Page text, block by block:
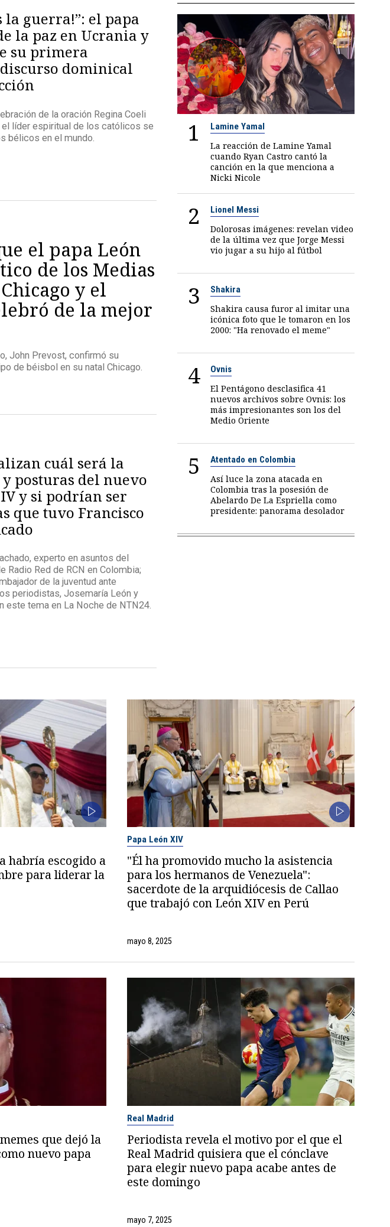
la guerra!”: el papa
la paz en Ucrania y
su primera
dominical
de la oración Regina Coeli
líder espiritual de los católicos se
bélicos en el mundo.
el papa León
de los Medias
y el
de la mejor
John Prevost, confirmó su
de béisbol en su natal Chicago.
cuál será la
posturas del nuevo
y si podrían ser
que tuvo Francisco
experto en asuntos del
Radio Red de RCN en Colombia;
de la juventud ante
periodistas, Josemaría León y
este tema en La Noche de NTN24.
1 Lamine Yamal
La reacción de Lamine Yamal
cuando Ryan Castro cantó la
canción en la que menciona a
Nicki Nicole
2 Lionel Messi
Dolorosas imágenes: revelan video
de la última vez que Jorge Messi
vio jugar a su hijo al fútbol
3 Shakira
Shakira causa furor al imitar una
icónica foto que le tomaron en los
2000: "Ha renovado el meme"
4 Ovnis
El Pentágono desclasifica 41
nuevos archivos sobre Ovnis: los
más impresionantes son los del
Medio Oriente
5 Atentado en Colombia
Así luce la zona atacada en
Colombia tras la posesión de
Abelardo De La Espriella como
presidente: panorama desolador
habría escogido a
para liderar la
Papa León XIV
"Él ha promovido mucho la asistencia
para los hermanos de Venezuela":
sacerdote de la arquidiócesis de Callao
que trabajó con León XIV en Perú
mayo 8, 2025
que dejó la
nuevo papa
Real Madrid
Periodista revela el motivo por el que el
Real Madrid quisiera que el cónclave
para elegir nuevo papa acabe antes de
este domingo
mayo 7, 2025